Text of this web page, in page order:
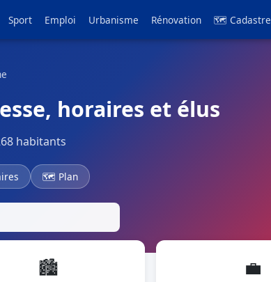
Sport Emploi Urbanisme Rénovation 🗺 Cadastre
horaires et élus
habitants
🗺 Plan
🏙 💼